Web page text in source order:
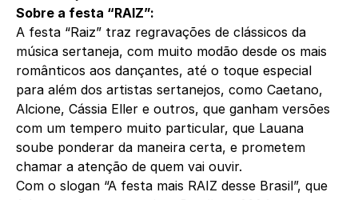
Sobre a festa “RAIZ”:
A festa “Raiz” traz regravações de clássicos da
música sertaneja, com muito modão desde os mais
românticos aos dançantes, até o toque especial
para além dos artistas sertanejos, como Caetano,
Alcione, Cássia Eller e outros, que ganham versões
com um tempero muito particular, que Lauana
soube ponderar da maneira certa, e prometem
chamar a atenção de quem vai ouvir.
Com o slogan “A festa mais RAIZ desse Brasil”, que